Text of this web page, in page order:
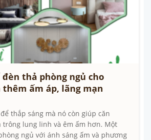
đèn thả phòng ngủ cho
thêm ấm áp, lãng mạn
thắp sáng mà nó còn giúp căn
trông lung linh và êm ấm hơn. Một
ngủ với ánh sáng ấm và phương